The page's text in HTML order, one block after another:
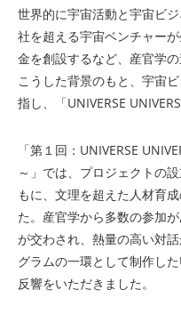
世界的に宇宙活動と宇宙ビ
社を超える宇宙ベンチャー
金を創設するなど、産官学
こうした背景のもと、宇宙
指し、「UNIVERSE
「第１回：UNIVERSE
～」では、プロジェクトの
もに、文理を超えた人材育
た。産官学から多数の参加
が交わされ、熱量の高い対
グラムの一環として制作し
反響をいただきました。